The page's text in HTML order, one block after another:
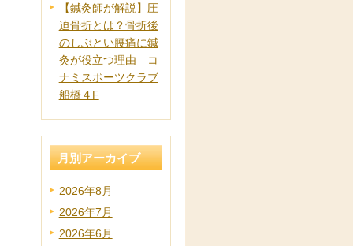
【鍼灸師が解説】圧
迫骨折とは？骨折後
のしぶとい腰痛に鍼
灸が役立つ理由 コ
ナミスポーツクラブ
船橋４F
月別アーカイブ
2026年8月
2026年7月
2026年6月